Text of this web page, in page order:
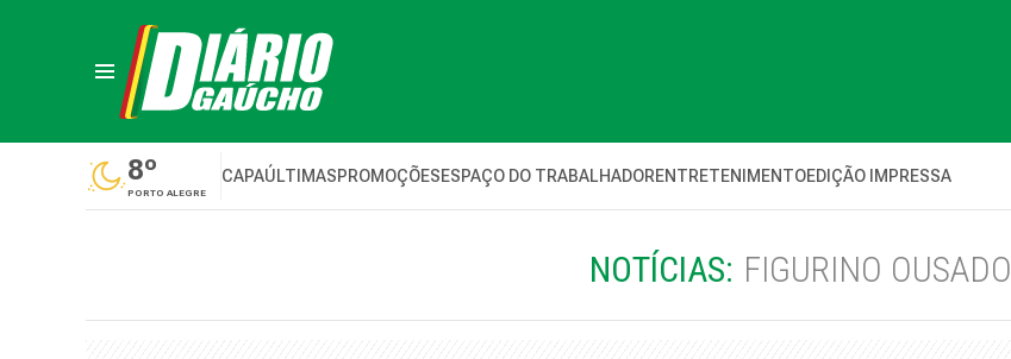
8º
PORTO ALEGRE
CAPAÚLTIMASPROMOÇÕESESPAÇO DO TRABALHADORENTRETENIMENTOEDIÇÃO IMPRESSA
NOTÍCIAS: FIGURINO OUSADO